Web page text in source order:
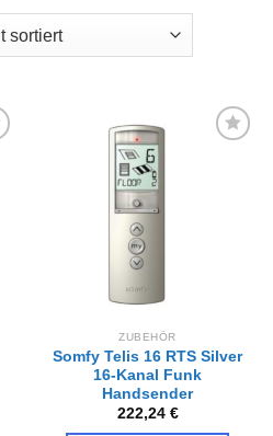
ZUBEHÖR
Somfy Telis 16 RTS Silver
16-Kanal Funk
Handsender
222,24 €